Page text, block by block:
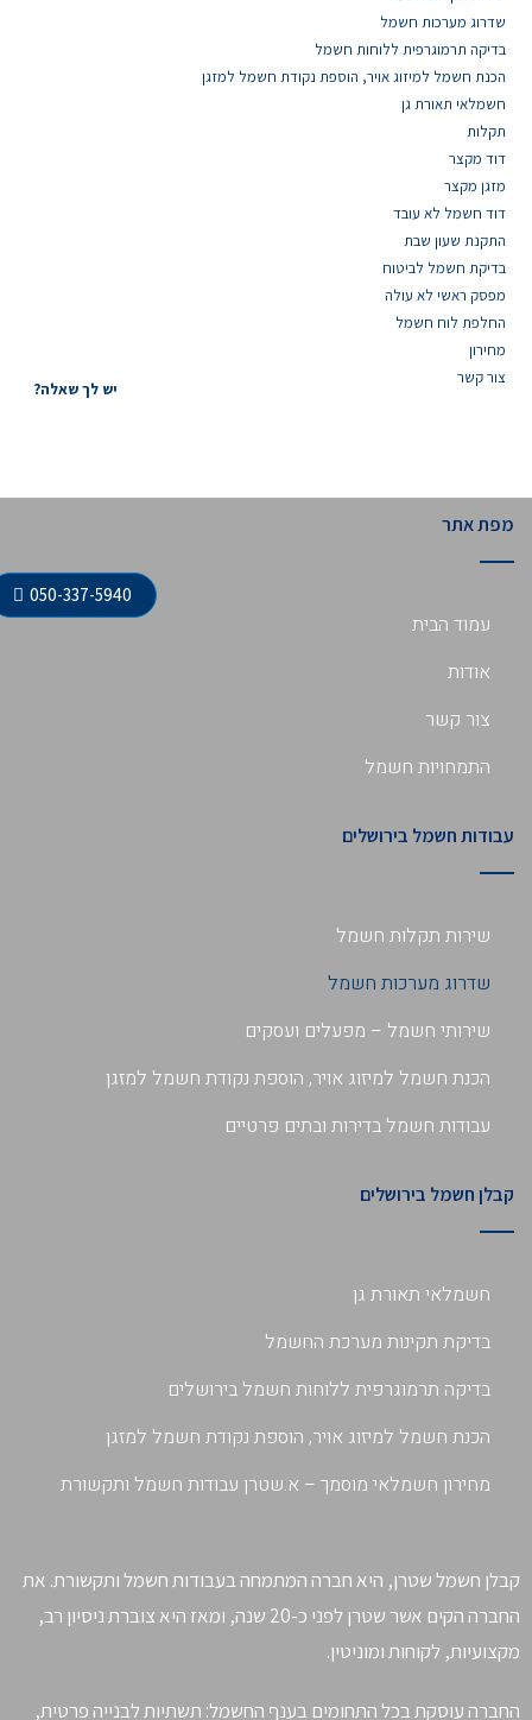
שדרוג מערכות חשמל
בדיקה תרמוגרפית ללוחות חשמל
הכנת חשמל למיזוג אויר, הוספת נקודת חשמל למזגן
חשמלאי תאורת גן
תקלות
דוד מקצר
מזגן מקצר
דוד חשמל לא עובד
התקנת שעון שבת
בדיקת חשמל לביטוח
מפסק ראשי לא עולה
החלפת לוח חשמל
מחירון
צור קשר
מפת אתר
עמוד הבית
אודות
צור קשר
התמחויות חשמל
עבודות חשמל בירושלים
שירות תקלות חשמל
שדרוג מערכות חשמל
שירותי חשמל – מפעלים ועסקים
הכנת חשמל למיזוג אויר, הוספת נקודת חשמל למזגן
עבודות חשמל בדירות ובתים פרטיים
קבלן חשמל בירושלים
חשמלאי תאורת גן
בדיקת תקינות מערכת החשמל
בדיקה תרמוגרפית ללוחות חשמל בירושלים
הכנת חשמל למיזוג אויר, הוספת נקודת חשמל למזגן
מחירון חשמלאי מוסמך – א.שטרן עבודות חשמל ותקשורת
יש לך שאלה?
050-337-5940
קבלן חשמל שטרן, היא חברה המתמחה בעבודות חשמל ותקשורת. את
החברה הקים אשר שטרן לפני כ-20 שנה, ומאז היא צוברת ניסיון רב,
מקצועיות, לקוחות ומוניטין.
החברה עוסקת בכל התחומים בענף החשמל: תשתיות לבנייה פרטית,